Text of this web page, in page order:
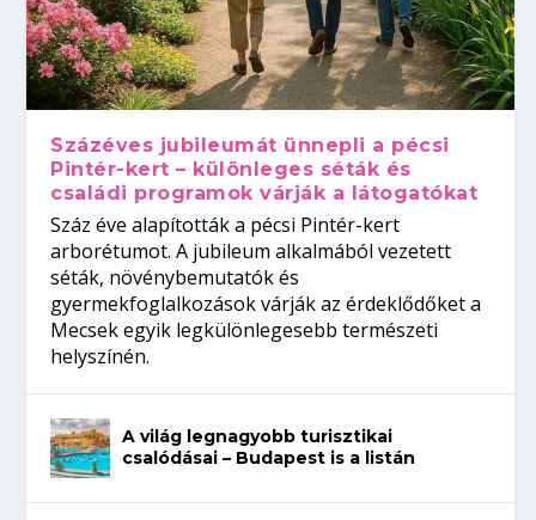
Százéves jubileumát ünnepli a pécsi
Pintér-kert – különleges séták és
családi programok várják a látogatókat
Száz éve alapították a pécsi Pintér-kert
arborétumot. A jubileum alkalmából vezetett
séták, növénybemutatók és
gyermekfoglalkozások várják az érdeklődőket a
Mecsek egyik legkülönlegesebb természeti
helyszínén.
A világ legnagyobb turisztikai
csalódásai – Budapest is a listán